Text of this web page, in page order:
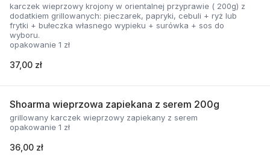
karczek wieprzowy krojony w orientalnej przyprawie ( 200g) z
dodatkiem grillowanych: pieczarek, papryki, cebuli + ryż lub
frytki + bułeczka własnego wypieku + surówka + sos do
wyboru.
opakowanie 1 zł
37,00 zł
Shoarma wieprzowa zapiekana z serem 200g
grillowany karczek wieprzowy zapiekany z serem
opakowanie 1 zł
36,00 zł